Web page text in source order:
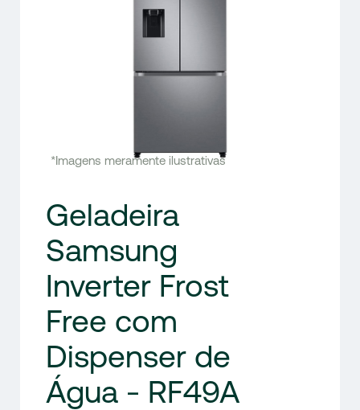
*Imagens meramente ilustrativas
Geladeira
Samsung
Inverter Frost
Free com
Dispenser de
Água - RF49A